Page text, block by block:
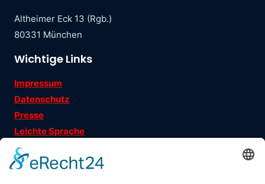
Altheimer Eck 13 (Rgb.)
80331 München
Wichtige Links
Impressum
Datenschutz
Presse
Leichte Sprache
Ehrenamtsgeschichten
Folgen Sie uns auf